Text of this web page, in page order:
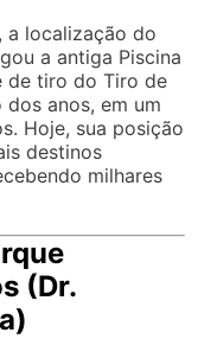
a localização do
a antiga Piscina
de tiro do Tiro de
anos, em um
Hoje, sua posição
destinos
milhares
(Dr.